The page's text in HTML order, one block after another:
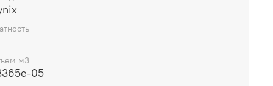
м3
05